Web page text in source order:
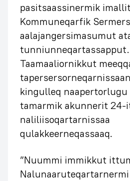
pasitsaassinermik imallit
Kommuneqarfik
aalajangersimasumut
tunniunneqartassapput.
Taamaaliornikkut
kingulleq
tamarmik akunnerit 24-
naliliisoqartarnissaa
qulakkeerneqassaaq.
”Nuummi immikkut